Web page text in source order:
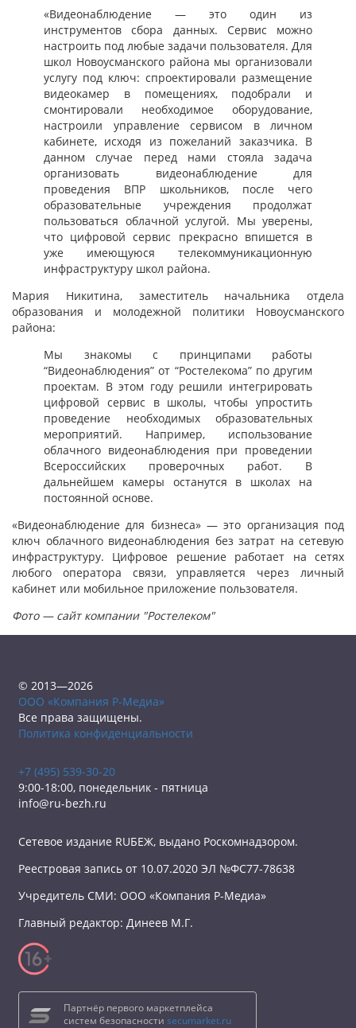
«Видеонаблюдение — это один из
инструментов сбора данных. Сервис можно
настроить под любые задачи пользователя. Для
школ Новоусманского района мы организовали
услугу под ключ: спроектировали размещение
видеокамер в помещениях, подобрали и
смонтировали необходимое оборудование,
настроили управление сервисом в личном
кабинете, исходя из пожеланий заказчика. В
данном случае перед нами стояла задача
организовать видеонаблюдение для
проведения ВПР школьников, после чего
образовательные учреждения продолжат
пользоваться облачной услугой. Мы уверены,
что цифровой сервис прекрасно впишется в
уже имеющуюся телекоммуникационную
инфраструктуру школ района.
Мария Никитина, заместитель начальника отдела
образования и молодежной политики Новоусманского
района:
Мы знакомы с принципами работы
“Видеонаблюдения” от “Ростелекома” по другим
проектам. В этом году решили интегрировать
цифровой сервис в школы, чтобы упростить
проведение необходимых образовательных
мероприятий. Например, использование
облачного видеонаблюдения при проведении
Всероссийских проверочных работ. В
дальнейшем камеры останутся в школах на
постоянной основе.
«Видеонаблюдение для бизнеса» — это организация под
ключ облачного видеонаблюдения без затрат на сетевую
инфраструктуру. Цифровое решение работает на сетях
любого оператора связи, управляется через личный
кабинет или мобильное приложение пользователя.
Фото — сайт компании "Ростелеком"
© 2013—2026
ООО «Компания Р-Медиа»
Все права защищены.
Политика конфиденциальности
+7 (495) 539-30-20
9:00-18:00, понедельник - пятница
info@ru-bezh.ru
Сетевое издание RUБЕЖ, выдано Роскомнадзором.
Реестровая запись от 10.07.2020 ЭЛ №ФС77-78638
Учредитель СМИ: ООО «Компания Р-Медиа»
Главный редактор: Динеев М.Г.
Партнёр первого маркетплейса
систем безопасности secumarket.ru